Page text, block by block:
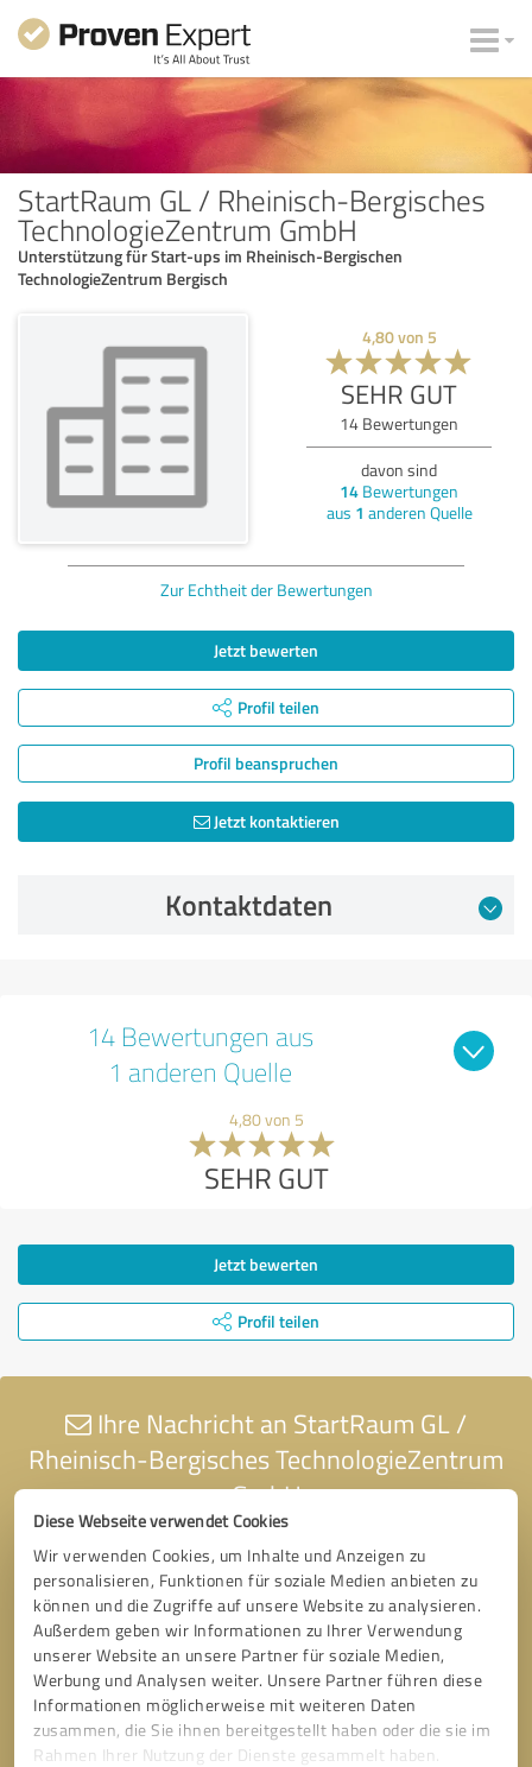
Diese Webseite verwendet Cookies
Wir verwenden Cookies, um Inhalte und Anzeigen zu
personalisieren, Funktionen für soziale Medien anbieten zu
können und die Zugriffe auf unsere Website zu analysieren.
Außerdem geben wir Informationen zu Ihrer Verwendung
unserer Website an unsere Partner für soziale Medien,
Werbung und Analysen weiter. Unsere Partner führen diese
Informationen möglicherweise mit weiteren Daten
zusammen, die Sie ihnen bereitgestellt haben oder die sie im
Rahmen Ihrer Nutzung der Dienste gesammelt haben.
StartRaum GL / Rheinisch-Bergisches
TechnologieZentrum GmbH
Unterstützung für Start-ups im Rheinisch-Bergischen
TechnologieZentrum Bergisch
4,80von 5
SEHR GUT
14 Bewertungen
davon sind
14 Bewertungen
aus 1 anderen Quelle
Zur Echtheit der Bewertungen
Jetzt bewerten
Profil teilen
Profil beanspruchen
Jetzt kontaktieren
Kontaktdaten
14 Bewertungen aus
1 anderen Quelle
4,80 von 5
SEHR GUT
Jetzt bewerten
Profil teilen
Ihre Nachricht an StartRaum GL /
Rheinisch-Bergisches TechnologieZentrum
GmbH